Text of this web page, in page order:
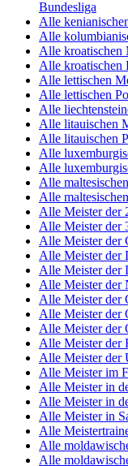
Bundesliga
Alle
Alle
Alle kroatischen
Alle kroatischen
Alle lettischen
Alle lettischen
Alle
Alle litauischen
Alle litauischen
Alle
Alle
Alle
Alle
Alle Meister der
Alle Meister der
Alle Meister der
Alle Meister der
Alle Meister der
Alle Meister der
Alle Meister der
Alle Meister der
Alle Meister der
Alle Meister der
Alle Meister der
Alle Meister im
Alle Meister in
Alle Meister in
Alle Meister in
Alle
Alle
Alle